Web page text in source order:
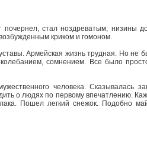
стал ноздреватым, низины
криком и гомоном.
Армейская жизнь трудная. Но не
сомнением. Все было
человека. Сказывалась
о людях по первому впечатлению.
Пошел легкий снежок. Подобно